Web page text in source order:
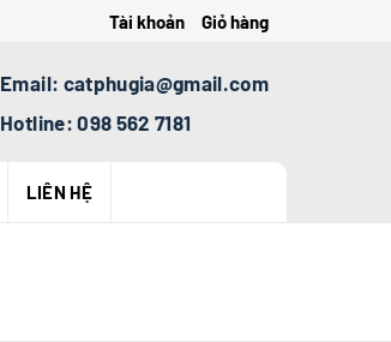
Tài khoản Giỏ hàng
Email: catphugia@gmail.com
Hotline: 098 562 7181
LIÊN HỆ